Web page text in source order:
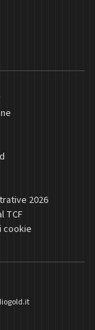
2026
TCF
cookie